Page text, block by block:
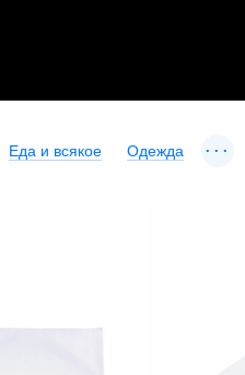
Еда и всякое Одежда ...